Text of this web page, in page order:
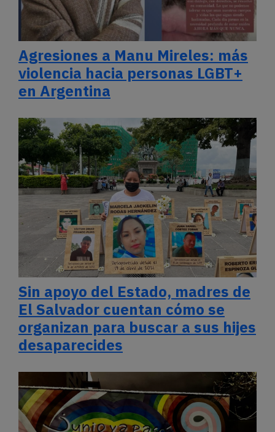
Agresiones a Manu Mireles: más
violencia hacia personas LGBT+
en Argentina
Sin apoyo del Estado, madres de
El Salvador cuentan cómo se
organizan para buscar a sus hijes
desaparecides